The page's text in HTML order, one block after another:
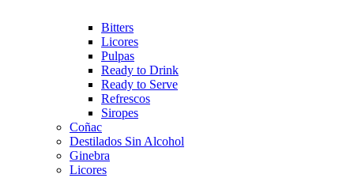
Bitters
Licores
Pulpas
Ready to Drink
Ready to Serve
Refrescos
Siropes
Coñac
Destilados Sin Alcohol
Ginebra
Licores